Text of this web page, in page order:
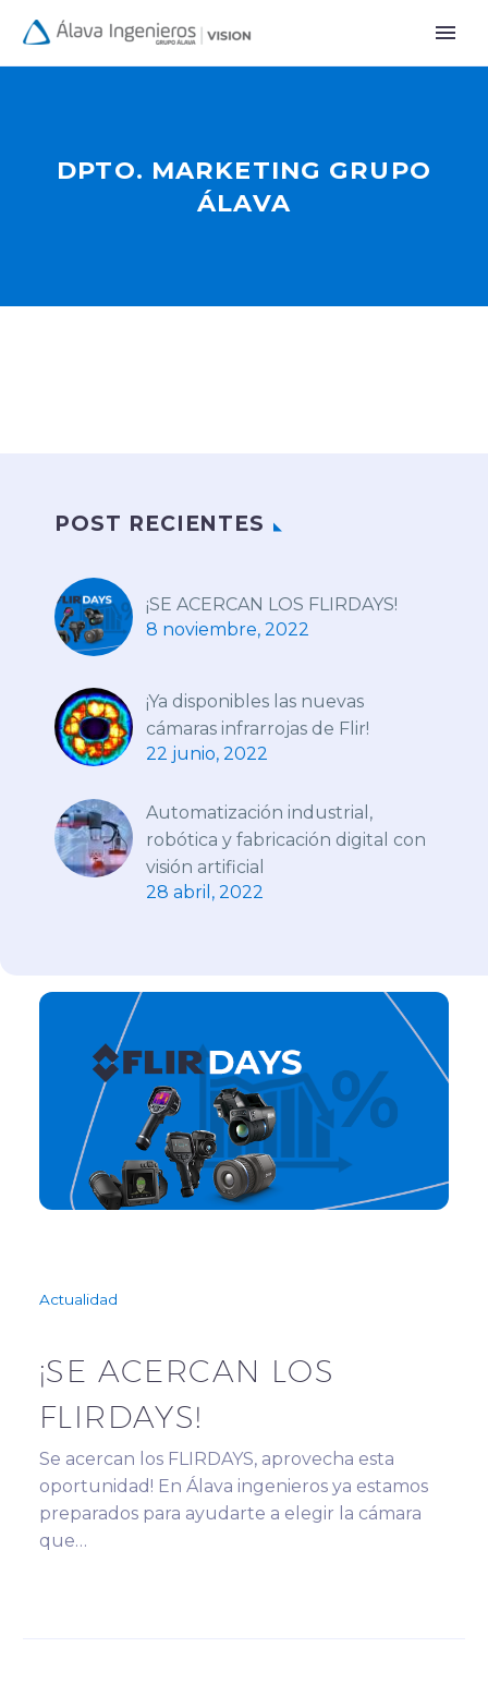
DPTO. MARKETING GRUPO
ÁLAVA
Actualidad
¡SE ACERCAN LOS
FLIRDAYS!
Se acercan los FLIRDAYS, aprovecha esta
oportunidad! En Álava ingenieros ya estamos
preparados para ayudarte a elegir la cámara
que…
POST RECIENTES
¡SE ACERCAN LOS FLIRDAYS!
8 noviembre, 2022
¡Ya disponibles las nuevas
cámaras infrarrojas de Flir!
22 junio, 2022
Automatización industrial,
robótica y fabricación digital con
visión artificial
28 abril, 2022